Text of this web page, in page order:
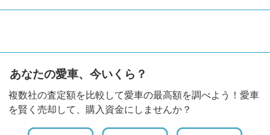
あなたの愛車、今いくら？
複数社の査定額を比較して愛車の最高額を調べよう！愛車
を賢く売却して、購入資金にしませんか？